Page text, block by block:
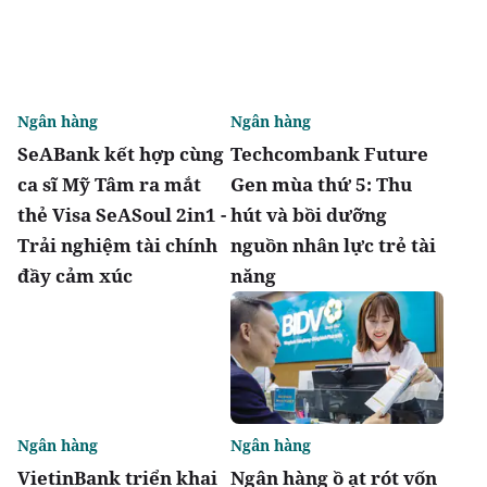
SeABank kết hợp cùng
ca sĩ Mỹ Tâm ra mắt
thẻ Visa SeASoul 2in1 -
Trải nghiệm tài chính
đầy cảm xúc
Ngân hàng
Techcombank Future
Gen mùa thứ 5: Thu
hút và bồi dưỡng
nguồn nhân lực trẻ tài
năng
Ngân hàng
VietinBank triển khai
Ngân hàng
Ngân hàng ồ ạt rót vốn
Ngân hàng